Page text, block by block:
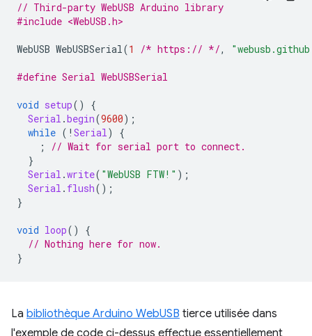
// Third-party WebUSB Arduino library
#include <WebUSB.h>
WebUSB WebUSBSerial(1 /* https:// */,
#define Serial WebUSBSerial
void setup()
{
Serial .begin(9600);
while ( ! Serial)
{
;
// Wait for serial port to connect.
}
Serial .write( "WebUSB FTW!" );
Serial . flush();
}
void loop()
{
// Nothing here for now.
}
La bibliothèque Arduino WebUSB tierce utilisée dans